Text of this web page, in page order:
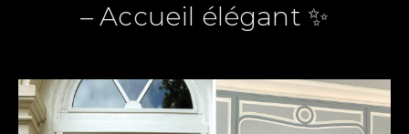
– Accueil élégant ✨